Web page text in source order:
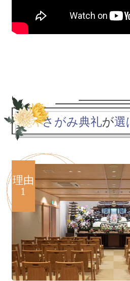
さがみ典礼が選
理由
1